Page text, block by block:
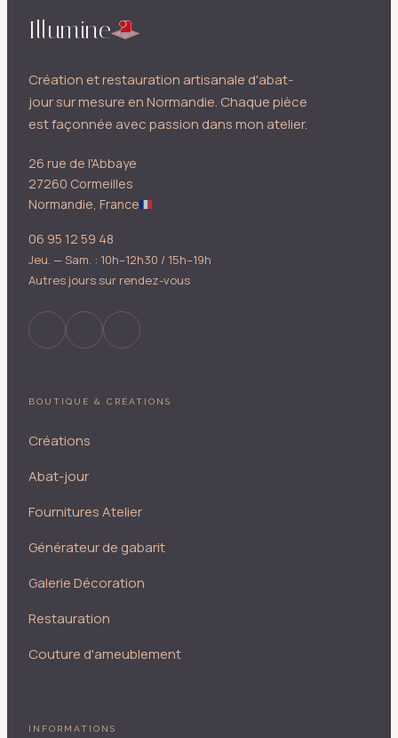
Illumine
Création et restauration artisanale d'abat-
jour sur mesure en Normandie. Chaque pièce
est façonnée avec passion dans mon atelier.
26 rue de l'Abbaye
27260 Cormeilles
Normandie, France
06 95 12 59 48
Jeu. — Sam. : 10h–12h30 / 15h–19h
Autres jours sur rendez-vous
BOUTIQUE & CRÉATIONS
Créations
Abat-jour
Fournitures Atelier
Générateur de gabarit
Galerie Décoration
Restauration
Couture d'ameublement
INFORMATIONS